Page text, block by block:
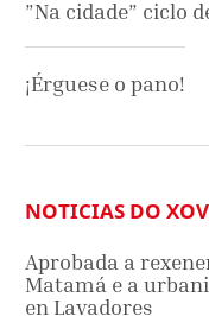
”Na cidade” ciclo
¡Érguese o pano!
NOTICIAS DO
Aprobada a
Matamá e a
en Lavadores